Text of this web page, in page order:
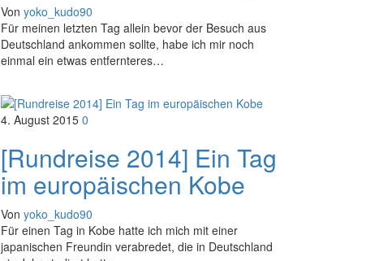
Von yoko_kudo90
Für meinen letzten Tag allein bevor der Besuch aus
Deutschland ankommen sollte, habe ich mir noch
einmal ein etwas entfernteres…
4. August 2015 0
[Rundreise 2014] Ein Tag
im europäischen Kobe
Von yoko_kudo90
Für einen Tag in Kobe hatte ich mich mit einer
japanischen Freundin verabredet, die in Deutschland